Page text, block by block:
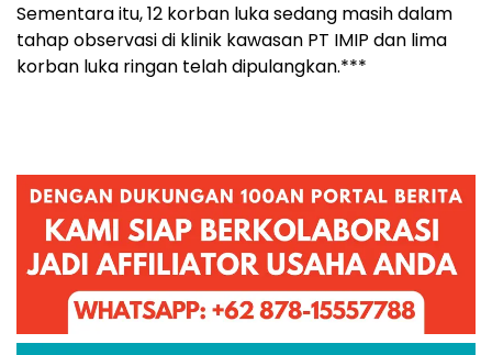
Sementara itu, 12 korban luka sedang masih dalam
tahap observasi di klinik kawasan PT IMIP dan lima
korban luka ringan telah dipulangkan.***